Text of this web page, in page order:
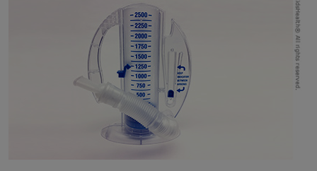
More childhood, please.™
Cincinnati Children's
MyChart Telehealth Visits